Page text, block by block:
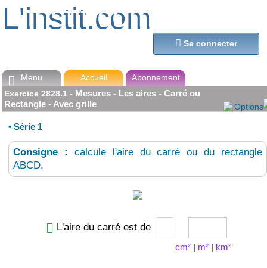
 Se connecter
L'instit.com
L'instit.com
 Menu Accueil
Abonnement
Exercice 2828.1 - Mesures - Les aires - Carré ou
Rectangle - Avec grille
Options
• Série 1
Consigne : calcule l'aire du carré ou du rectangle
ABCD.
L'aire du carré est de
cm² | m² | km²